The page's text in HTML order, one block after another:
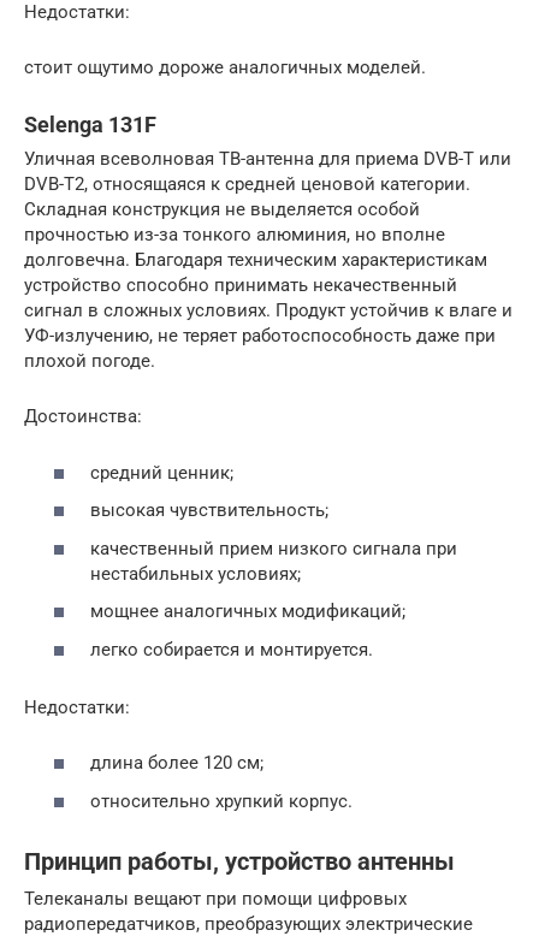
Недостатки:
стоит ощутимо дороже аналогичных моделей.
Selenga 131F
Уличная всеволновая ТВ-антенна для приема DVB-T или
DVB-T2, относящаяся к средней ценовой категории.
Складная конструкция не выделяется особой
прочностью из-за тонкого алюминия, но вполне
долговечна. Благодаря техническим характеристикам
устройство способно принимать некачественный
сигнал в сложных условиях. Продукт устойчив к влаге и
УФ-излучению, не теряет работоспособность даже при
плохой погоде.
Достоинства:
средний ценник;
высокая чувствительность;
качественный прием низкого сигнала при
нестабильных условиях;
мощнее аналогичных модификаций;
легко собирается и монтируется.
Недостатки:
длина более 120 см;
относительно хрупкий корпус.
Принцип работы, устройство антенны
Телеканалы вещают при помощи цифровых
радиопередатчиков, преобразующих электрические